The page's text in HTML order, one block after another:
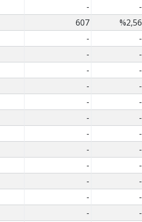
- -
607 %2,56
- -
- -
- -
- -
- -
- -
- -
- -
- -
- -
- -
- -